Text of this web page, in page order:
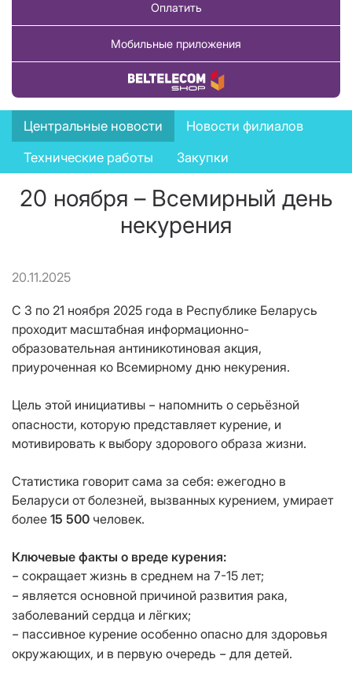
Оплатить
Мобильные приложения
Купить товар
News
menu
Центральные новости
Новости филиалов
Технические работы
Закупки
20 ноября – Всемирный день
некурения
20.11.2025
С 3 по 21 ноября 2025 года в Республике Беларусь
проходит масштабная информационно-
образовательная антиникотиновая акция,
приуроченная ко Всемирному дню некурения.
Цель этой инициативы – напомнить о серьёзной
опасности, которую представляет курение, и
мотивировать к выбору здорового образа жизни.
Статистика говорит сама за себя: ежегодно в
Беларуси от болезней, вызванных курением, умирает
более 15 500 человек.
Ключевые факты о вреде курения:
– сокращает жизнь в среднем на 7-15 лет;
– является основной причиной развития рака,
заболеваний сердца и лёгких;
– пассивное курение особенно опасно для здоровья
окружающих, и в первую очередь – для детей.